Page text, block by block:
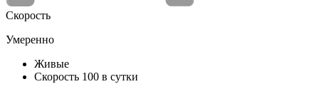
Скорость
Умеренно
Живые
Скорость 100 в сутки